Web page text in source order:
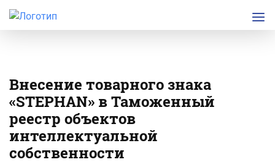
Внесение товарного знака
«STEPНAN» в Таможенный
реестр объектов
интеллектуальной
собственности